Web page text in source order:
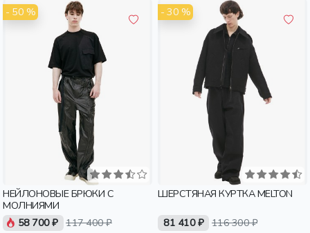
- 50 %
НЕЙЛОНОВЫЕ БРЮКИ С
МОЛНИЯМИ
58 700 ₽ 117 400 ₽
- 30 %
ШЕРСТЯНАЯ КУРТКА MELTON
81 410 ₽ 116 300 ₽